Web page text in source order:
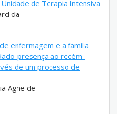
de Terapia Intensiva
da
enfermagem e a família
presença ao recém-
de um processo de
Agne de